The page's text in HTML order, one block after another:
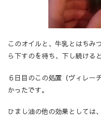
このオイルと、牛乳とはちみ
ら下すのを待ち、下し続け
６日目のこの処置（ヴィレー
かったです。
ひまし油の他の効果としては